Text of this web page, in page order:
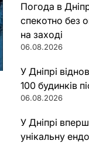
Погода в
спекотно без
на заході
06.08.2026
У Дніпрі
100 будинків
06.08.2026
У Дніпрі
унікальну